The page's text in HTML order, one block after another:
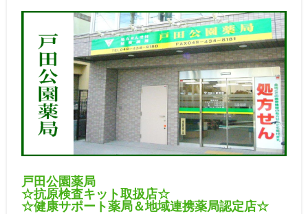
戸田公園薬局
☆抗原検査キット取扱店☆
☆健康サポート薬局＆地域連携薬局認定店☆